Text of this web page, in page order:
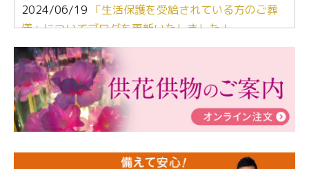
2024/06/19 「生活保護を受給されている方のご葬
儀」についてブログを更新いたしました！
2024/03/06【終活なるほど教室】「マンガで学
ぶ！はじめてのお葬式」小さな家族葬ハウス®町田成
瀬 ご参加ありがとうございました！
2024/01/19令和6年能登半島地震災害の寄付のご報
告
人形供養 寄付のご報告